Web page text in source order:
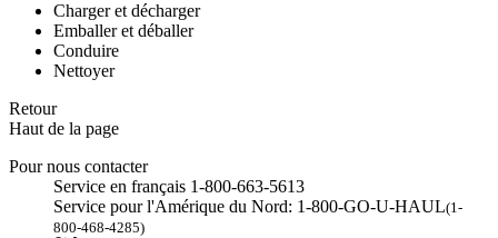
Charger et décharger
Emballer et déballer
Conduire
Nettoyer
Retour
Haut de la page
Pour nous contacter
Service en français 1-800-663-5613
Service pour l'Amérique du Nord: 1-800-GO-U-HAUL(1-
800-468-4285)